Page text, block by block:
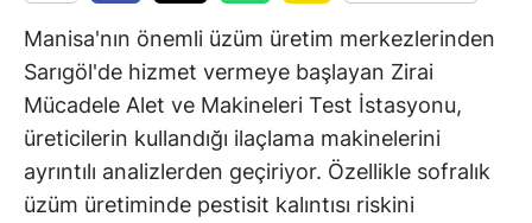
Manisa'nın önemli üzüm üretim merkezlerinden
Sarıgöl'de hizmet vermeye başlayan Zirai
Mücadele Alet ve Makineleri Test İstasyonu,
üreticilerin kullandığı ilaçlama makinelerini
ayrıntılı analizlerden geçiriyor. Özellikle sofralık
üzüm üretiminde pestisit kalıntısı riskini